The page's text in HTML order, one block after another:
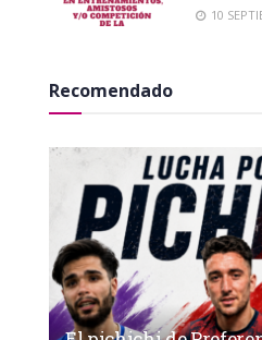
10
Recomendado